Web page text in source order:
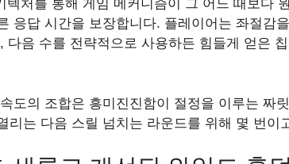
텍처를 통해 게임 메커니즘이 그 어느 때보다
응답 시간을 보장합니다. 플레이어는 좌절감
다음 수를 전략적으로 사용하든 힘들게 얻은
도의 조합은 흥미진진함이 절정을 이루는 짜
리는 다음 스릴 넘치는 라운드를 위해 몇 번이